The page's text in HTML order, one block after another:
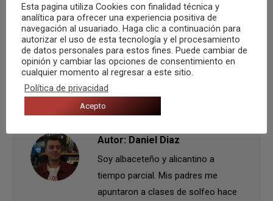
Categoría:Crónicas PorDaniel Diaz 26 abril, 2022
Etiquetas: Alicante farandula festival
Autor: Daniel Diaz
Soy albaceteño y alicantino a
tiempo parcial. Mis padres me
apuntaron a clases de solfeo hace
Esta pagina utiliza Cookies con finalidad técnica y
analítica para ofrecer una experiencia positiva de
navegación al usuariado. Haga clic a continuación para
autorizar el uso de esta tecnología y el procesamiento
de datos personales para estos fines. Puede cambiar de
opinión y cambiar las opciones de consentimiento en
cualquier momento al regresar a este sitio.
Política de privacidad
Acepto